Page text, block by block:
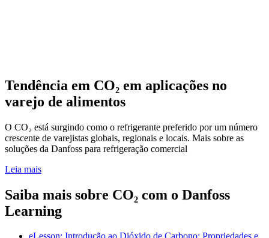
Tendência em CO₂ em aplicações no
varejo de alimentos
O CO₂ está surgindo como o refrigerante preferido por um número
crescente de varejistas globais, regionais e locais. Mais sobre as
soluções da Danfoss para refrigeração comercial
Leia mais
Saiba mais sobre CO₂ com o Danfoss
Learning